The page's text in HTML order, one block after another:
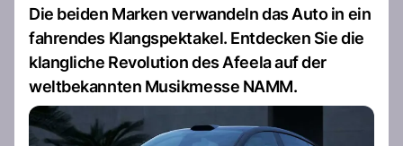
Die beiden Marken verwandeln das Auto in ein
fahrendes Klangspektakel. Entdecken Sie die
klangliche Revolution des Afeela auf der
weltbekannten Musikmesse NAMM.